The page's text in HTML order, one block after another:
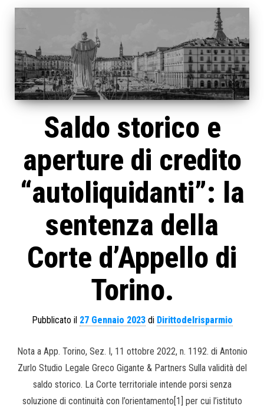
Saldo storico e
aperture di credito
“autoliquidanti”: la
sentenza della
Corte d’Appello di
Torino.
Pubblicato il 27 Gennaio 2023di Dirittodelrisparmio
Nota a App. Torino, Sez. I, 11 ottobre 2022, n. 1192. di Antonio
Zurlo Studio Legale Greco Gigante & Partners Sulla validità del
saldo storico. La Corte territoriale intende porsi senza
soluzione di continuità con l’orientamento[1] per cui l’istituto